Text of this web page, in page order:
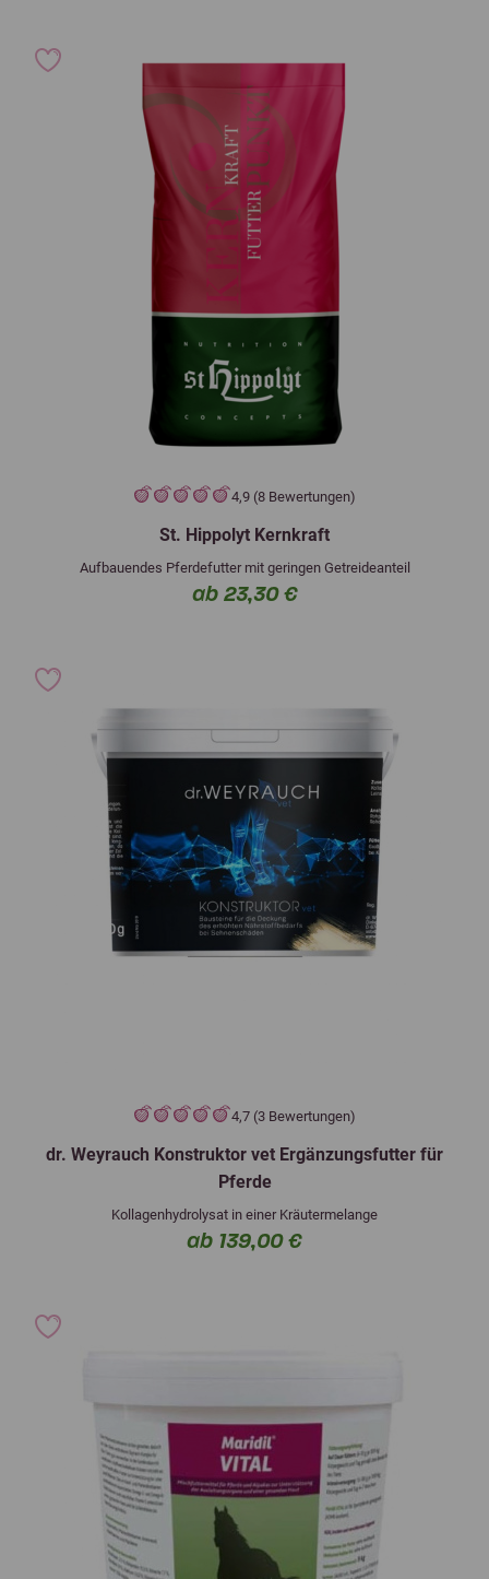
4,9 (8 Bewertungen)
St. Hippolyt Kernkraft
Aufbauendes Pferdefutter mit geringen Getreideanteil
ab 23,30 €
4,7 (3 Bewertungen)
dr. Weyrauch Konstruktor vet Ergänzungsfutter für
Pferde
Kollagenhydrolysat in einer Kräutermelange
ab 139,00 €